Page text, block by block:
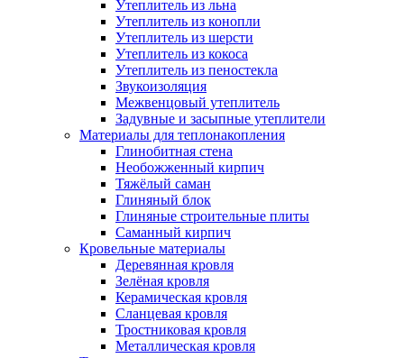
Утеплитель из льна
Утеплитель из конопли
Утеплитель из шерсти
Утеплитель из кокоса
Утеплитель из пеностекла
Звукоизоляция
Межвенцовый утеплитель
Задувные и засыпные утеплители
Материалы для теплонакопления
Глинобитная стена
Необожженный кирпич
Тяжёлый саман
Глиняный блок
Глиняные строительные плиты
Саманный кирпич
Кровельные материалы
Деревянная кровля
Зелёная кровля
Керамическая кровля
Сланцевая кровля
Тростниковая кровля
Металлическая кровля